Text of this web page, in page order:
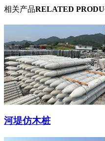
相关产品RELATED
河堤仿木桩